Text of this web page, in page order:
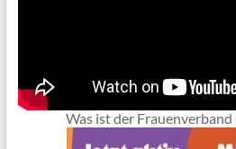
Was ist der Frauenverband